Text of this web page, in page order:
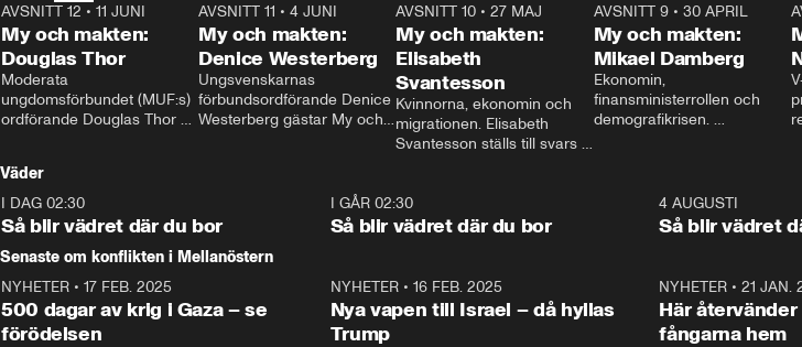
26:27
AVSNITT 12 • 11 JUNI
My och makten:
Douglas Thor
Moderata
ungdomsförbundet (MUF:s)
ordförande Douglas Thor
tonårsutvisningarna och hur
Moderaterna ska locka
väljare till valet i höst.
23:40
AVSNITT 11 •4 JUNI
My och makten:
Denice Westerberg
Ungsvenskarnas
förbundsordförande Denice
Westerberg gästar My och
AVSNITT 10 •27 MAJ
My och makten:
Elisabeth
Svantesson
Kvinnorna, ekonomin och
migrationen. Elisabeth
Svantesson ställs till svars
AVSNITT 9• 30 APRIL
My och makten:
Mikael Damberg
Ekonomin,
finansministerrollen och
demografikrisen.
och Makten.
–
Väder
I DAG 02:30
Så blir vädret där du bor
1:06
I GÅR 02:30
Så blir vädret där du bor
4 AUGUSTI
Så blir vädret
Senaste om konflikten i Mellanöstern
NYHETER • 17 FEB. 2025
500 dagar av krig i Gaza – se
förödelsen
NYHETER• 16 FEB. 2025
Nya vapen till Israel – då hyllas
Trump
NYHETER •21 JAN.
Här
fångarna hem